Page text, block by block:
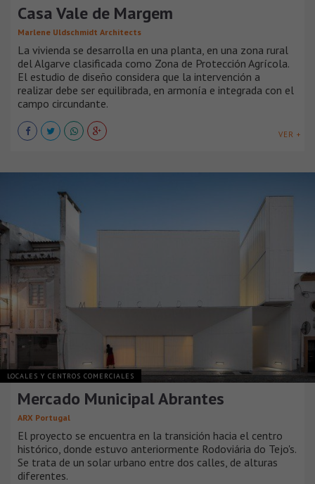
Casa Vale de Margem
Marlene Uldschmidt Architects
La vivienda se desarrolla en una planta, en una zona rural
del Algarve clasificada como Zona de Protección Agrícola.
El estudio de diseño considera que la intervención a
realizar debe ser equilibrada, en armonía e integrada con el
campo circundante.
VER +
LOCALES Y CENTROS COMERCIALES
Mercado Municipal Abrantes
ARX Portugal
El proyecto se encuentra en la transición hacia el centro
histórico, donde estuvo anteriormente Rodoviária do Tejo's.
Se trata de un solar urbano entre dos calles, de alturas
diferentes.